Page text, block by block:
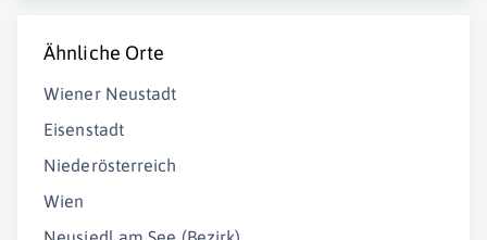
Ähnliche Orte
Wiener Neustadt
Eisenstadt
Niederösterreich
Wien